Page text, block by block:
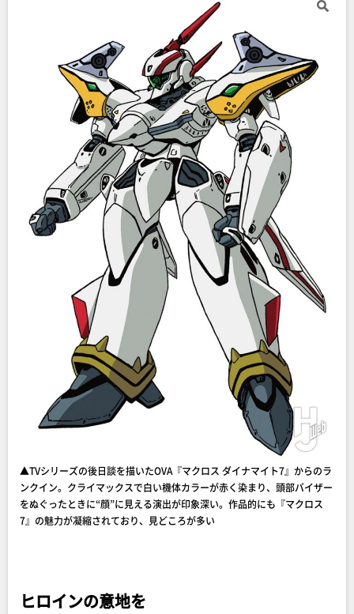
▲TVシリーズの後日談を描いたOVA『マクロス ダイナマイト7』からのラ
ンクイン。クライマックスで白い機体カラーが赤く染まり、頭部バイザー
をぬぐったときに“顔”に見える演出が印象深い。作品的にも『マクロス
7』の魅力が凝縮されており、見どころが多い
ヒロインの意地を